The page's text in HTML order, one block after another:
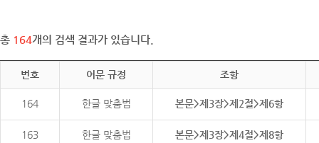
총 164개의 검색 결과가 있습니다.
번호 어문 규정 조항
164 한글 맞춤법 본문>제3장>제2절>제6항
163 한글 맞춤법 본문>제3장>제4절>제8항